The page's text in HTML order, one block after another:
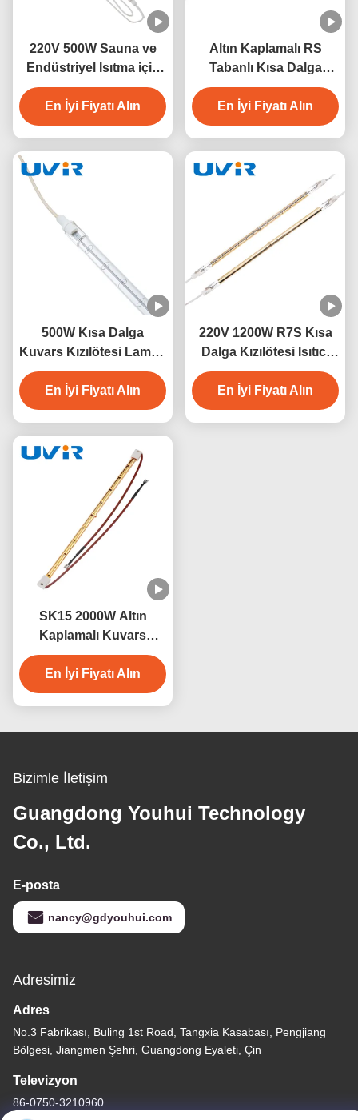
220V 500W Sauna ve
Endüstriyel Isıtma için
Kısa Dalga Kuvars
Kızılötesi Lamba
En İyi Fiyatı Alın
Altın Kaplamalı RS
Tabanlı Kısa Dalga
Kızılötesi Isıtma
Lambası 500W 230V
En İyi Fiyatı Alın
500W Kısa Dalga
Kuvars Kızılötesi Lamba
230V Endüstriyel Isıtma
İçin
En İyi Fiyatı Alın
220V 1200W R7S Kısa
Dalga Kızılötesi Isıtıcı
Lamba
En İyi Fiyatı Alın
SK15 2000W Altın
Kaplamalı Kuvars
Kızılötesi Sauna Isıtıcı
Lamba
En İyi Fiyatı Alın
Bizimle İletişim
Guangdong Youhui Technology
Co., Ltd.
E-posta
nancy@gdyouhui.com
Adresimiz
Adres
No.3 Fabrikası, Buling 1st Road, Tangxia Kasabası, Pengjiang
Bölgesi, Jiangmen Şehri, Guangdong Eyaleti, Çin
Televizyon
86-0750-3210960